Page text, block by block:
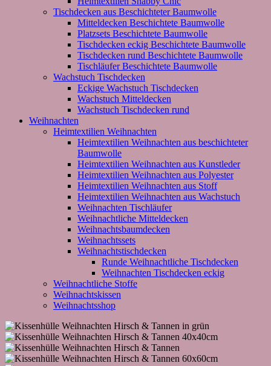
Tischdecken aus Beschichteter Baumwolle
Mitteldecken Beschichtete Baumwolle
Platzsets Beschichtete Baumwolle
Tischdecken eckig Beschichtete Baumwolle
Tischdecken rund Beschichtete Baumwolle
Tischläufer Beschichtete Baumwolle
Wachstuch Tischdecken
Eckige Wachstuch Tischdecken
Wachstuch Mitteldecken
Wachstuch Tischdecken rund
Weihnachten
Heimtextilien Weihnachten
Heimtextilien Weihnachten aus beschichteter
Baumwolle
Heimtextilien Weihnachten aus Kunstleder
Heimtextilien Weihnachten aus Polyester
Heimtextilien Weihnachten aus Stoff
Heimtextilien Weihnachten aus Wachstuch
Weihnachten Tischläufer
Weihnachtliche Mitteldecken
Weihnachtsbaumdecken
Weihnachtssets
Weihnachtstischdecken
Runde Weihnachtliche Tischdecken
Weihnachten Tischdecken eckig
Weihnachtliche Stoffe
Weihnachtskissen
Weihnachtsshop